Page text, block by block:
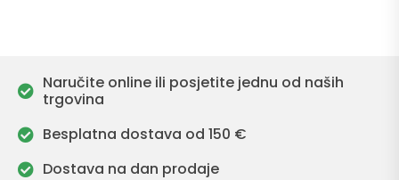
Naručite online ili posjetite jednu od naših
trgovina
Besplatna dostava od 150 €
Dostava na dan prodaje